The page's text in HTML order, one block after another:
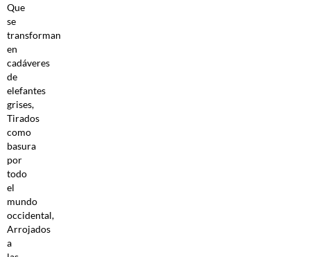
Que
se
transforman
en
cadáveres
de
elefantes
grises,
Tirados
como
basura
por
todo
el
mundo
occidental,
Arrojados
a